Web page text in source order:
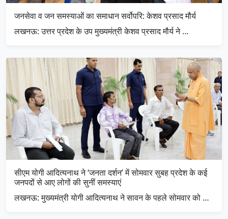
जनसेवा व जन समस्याओं का समाधान सर्वोपरि: केशव प्रसाद मौर्य
लखनऊ: उत्तर प्रदेश के उप मुख्यमंत्री केशव प्रसाद मौर्य ने …
सीएम योगी आदित्यनाथ ने ‘जनता दर्शन’ में सोमवार सुबह प्रदेश के कई
जनपदों से आए लोगों की सुनीं समस्याएं
लखनऊ: मुख्यमंत्री योगी आदित्यनाथ ने सावन के पहले सोमवार को …